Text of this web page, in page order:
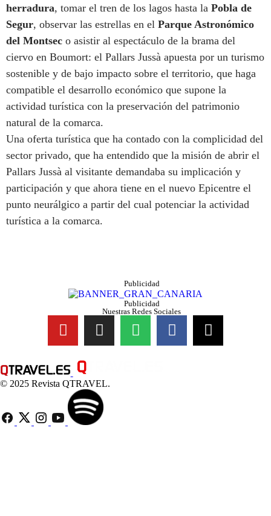
herradura, tomar el tren de los lagos hasta la Pobla de
Segur, observar las estrellas en el Parque Astronómico
del Montsec o asistir al espectáculo de la brama del
ciervo en Boumort: el Pallars Jussà apuesta por un turismo
sostenible y de bajo impacto sobre el territorio, que haga
compatible el desarrollo económico que supone la
actividad turística con la preservación del patrimonio
natural de la comarca.
Una oferta turística que ha contado con la complicidad del
sector privado, que ha entendido que la misión de abrir el
Pallars Jussà al visitante demandaba su implicación y
participación y que ahora tiene en el nuevo Epicentre el
punto neurálgico a partir del cual potenciar la actividad
turística a la comarca.
Publicidad
Publicidad
Nuestras Redes Sociales
© 2025 Revista QTRAVEL.